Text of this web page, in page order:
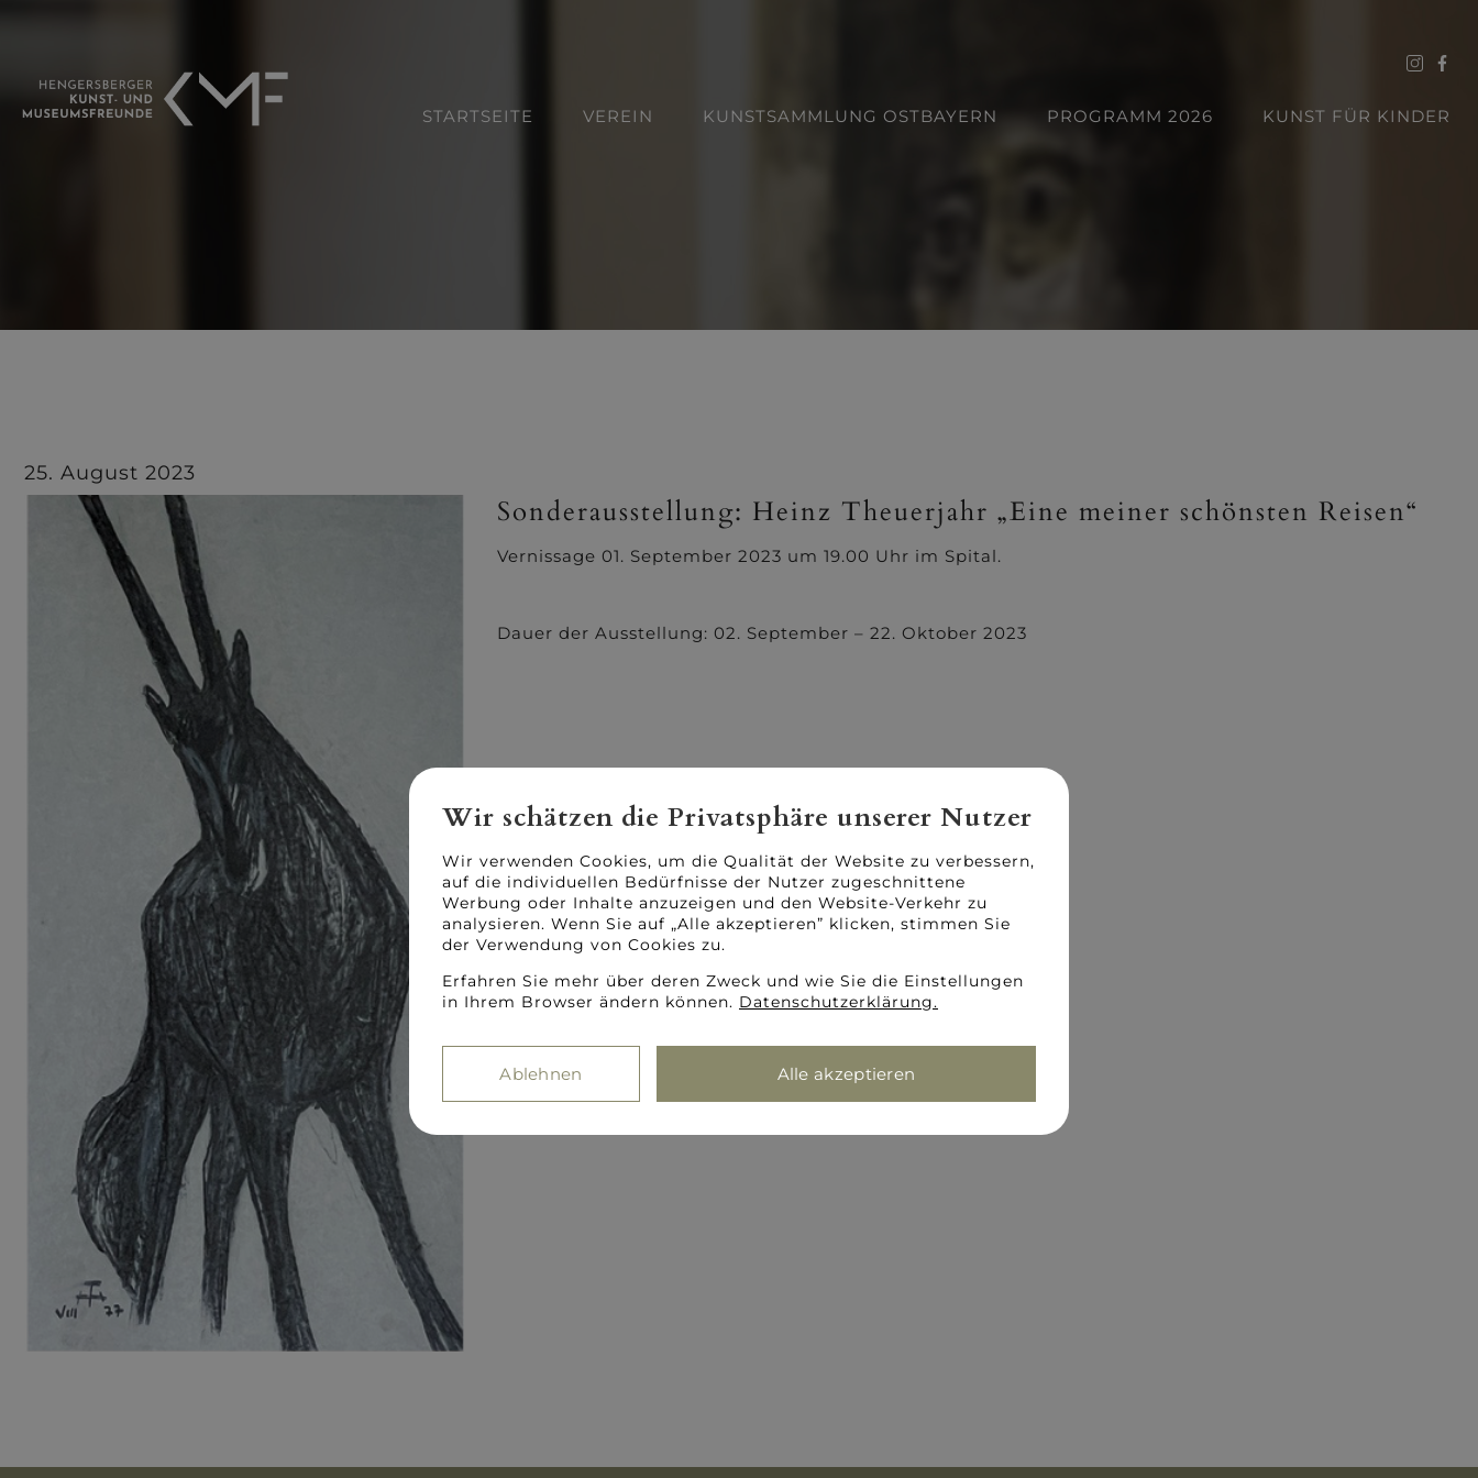
STARTSEITE VEREIN KUNSTSAMMLUNG OSTBAYERN PROGRAMM 2026 KUNST FÜR KINDER
25. August 2023
Sonderausstellung: Heinz Theuerjahr „Eine meiner schönsten Reisen“
Vernissage 01. September 2023 um 19.00 Uhr im Spital.
Dauer der Ausstellung: 02. September – 22. Oktober 2023
Wir schätzen die Privatsphäre unserer Nutzer
Wir verwenden Cookies, um die Qualität der Website zu verbessern,
auf die individuellen Bedürfnisse der Nutzer zugeschnittene
Werbung oder Inhalte anzuzeigen und den Website-Verkehr zu
analysieren. Wenn Sie auf „Alle akzeptieren” klicken, stimmen Sie
der Verwendung von Cookies zu.
Erfahren Sie mehr über deren Zweck und wie Sie die Einstellungen
in Ihrem Browser ändern können. Datenschutzerklärung.
Ablehnen Alle akzeptieren